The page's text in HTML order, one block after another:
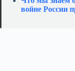
войне России